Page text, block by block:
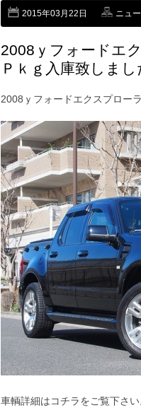
2015年03月22日 ニュ
2008ｙフォードエ
Ｐｋｇ入庫致しまし
2008ｙフォードエクスプロー
車輌詳細はコチラをご覧下さ